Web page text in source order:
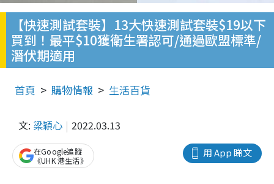
【快速測試套裝】13大快速測試套裝$19以下
買到！最平$10獲衛生署認可/通過歐盟標準/
潛伏期適用
首頁 購物情報 生活百貨
文: 梁穎心 2022.03.13
用 App 睇文
在Google追蹤
《UHK 港生活》